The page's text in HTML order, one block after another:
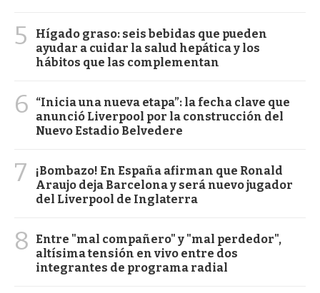
5
Hígado graso: seis bebidas que pueden
ayudar a cuidar la salud hepática y los
hábitos que las complementan
6
“Inicia una nueva etapa”: la fecha clave que
anunció Liverpool por la construcción del
Nuevo Estadio Belvedere
7
¡Bombazo! En España afirman que Ronald
Araujo deja Barcelona y será nuevo jugador
del Liverpool de Inglaterra
8
Entre "mal compañero" y "mal perdedor",
altísima tensión en vivo entre dos
integrantes de programa radial